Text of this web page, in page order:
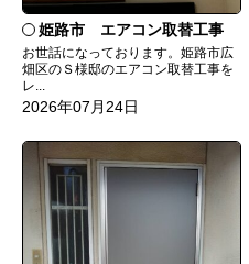
姫路市 エアコン取替工事
お世話になっております。姫路市広
畑区のＳ様邸のエアコン取替工事を
レ...
2026年07月24日